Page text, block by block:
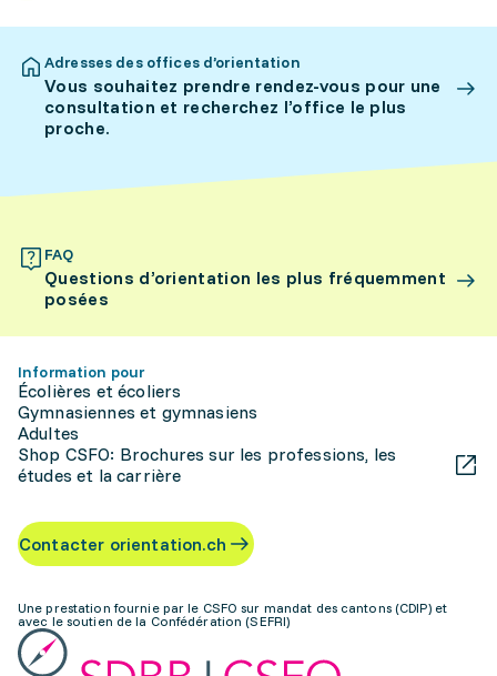
Adresses des offices d’orientation
Vous souhaitez prendre rendez-vous pour une
consultation et recherchez l’office le plus
proche.
FAQ
Questions d’orientation les plus fréquemment
posées
Information pour
Écolières et écoliers
Gymnasiennes et gymnasiens
Adultes
Shop CSFO: Brochures sur les professions, les
études et la carrière
Contacter orientation.ch
Une prestation fournie par le CSFO sur mandat des cantons (CDIP) et
avec le soutien de la Confédération (SEFRI)